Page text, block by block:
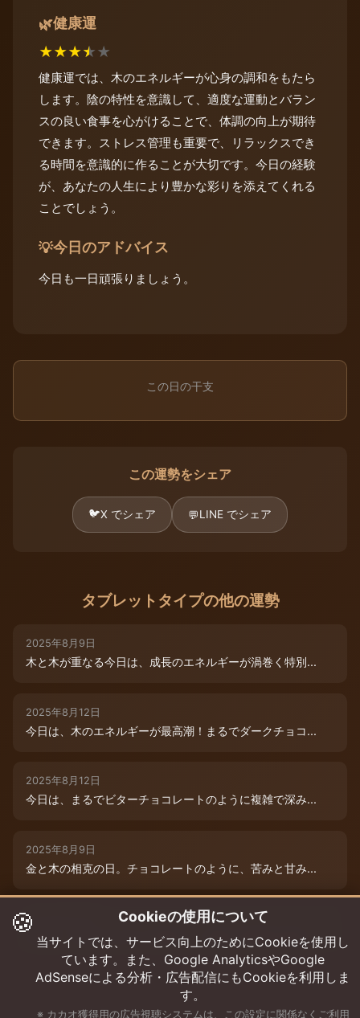
🌿健康運
★★★★★
健康運では、木のエネルギーが心身の調和をもたら
します。陰の特性を意識して、適度な運動とバラン
スの良い食事を心がけることで、体調の向上が期待
できます。ストレス管理も重要で、リラックスでき
る時間を意識的に作ることが大切です。今日の経験
が、あなたの人生により豊かな彩りを添えてくれる
ことでしょう。
💡今日のアドバイス
今日も一日頑張りましょう。
この日の干支
この運勢をシェア
🐦X でシェア 💬LINE でシェア
タブレットタイプの他の運勢
2025年8月9日
木と木が重なる今日は、成長のエネルギーが渦巻く特別...
2025年8月12日
今日は、木のエネルギーが最高潮！まるでダークチョコ...
2025年8月12日
今日は、まるでビターチョコレートのように複雑で深み...
2025年8月9日
金と木の相克の日。チョコレートのように、苦みと甘み...
2025年8月12日
本日は、木のエネルギーが重なり、成長と可能性の扉が...
🍪 Cookieの使用について
当サイトでは、サービス向上のためにCookieを使用し
ています。また、Google AnalyticsやGoogle
AdSenseによる分析・広告配信にもCookieを利用しま
す。
※ カカオ獲得用の広告視聴システムは、この設定に関係なくご利用